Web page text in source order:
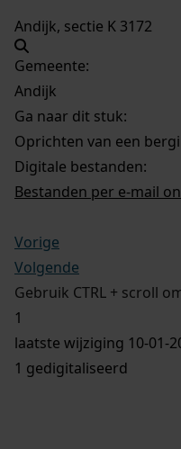
Andijk, sectie K 3172
Gemeente:
Andijk
Ga naar dit stuk:
Oprichten van een
Digitale bestanden:
Bestanden per e-mail
Vorige
Volgende
Gebruik CTRL + scroll
laatste wijziging 10-01-
1 gedigitaliseerd